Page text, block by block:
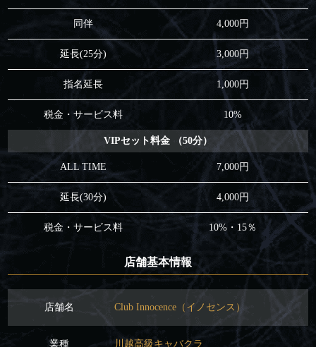
同伴 4,000円
延長(25分) 3,000円
指名延長 1,000円
税金・サービス料 10%
VIPセット料金 （50分）
ALL TIME 7,000円
延長(30分) 4,000円
税金・サービス料 10%・15％
店舗基本情報
店舗名 Club Innocence（イノセンス）
業種 川越高級キャバクラ